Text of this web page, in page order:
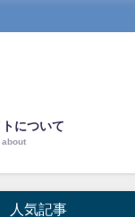
について
about
人気記事